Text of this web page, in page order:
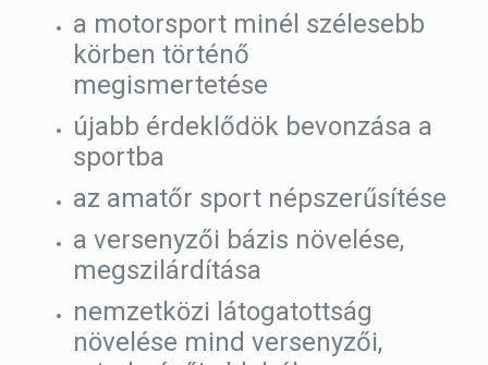
a motorsport minél szélesebb
körben történő
megismertetése
újabb érdeklődök bevonzása a
sportba
az amatőr sport népszerűsítése
a versenyzői bázis növelése,
megszilárdítása
nemzetközi látogatottság
növelése mind versenyzői,